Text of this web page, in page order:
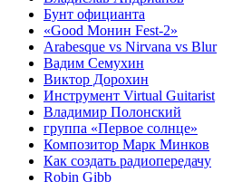
Бунт официанта
«Good Монин Fest-2»
Arabesque vs Nirvana vs Blur
Вадим Семухин
Виктор Дорохин
Инструмент Virtual Guitarist
Владимир Полонский
группа «Первое солнце»
Композитор Марк Минков
Как создать радиопередачу
Robin Gibb